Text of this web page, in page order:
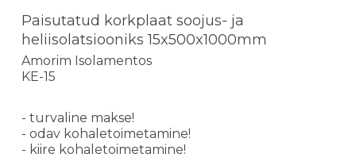
Paisutatud korkplaat soojus- ja
heliisolatsiooniks 15x500x1000mm
Amorim Isolamentos
KE-15
- turvaline makse!
- odav kohaletoimetamine!
- kiire kohaletoimetamine!